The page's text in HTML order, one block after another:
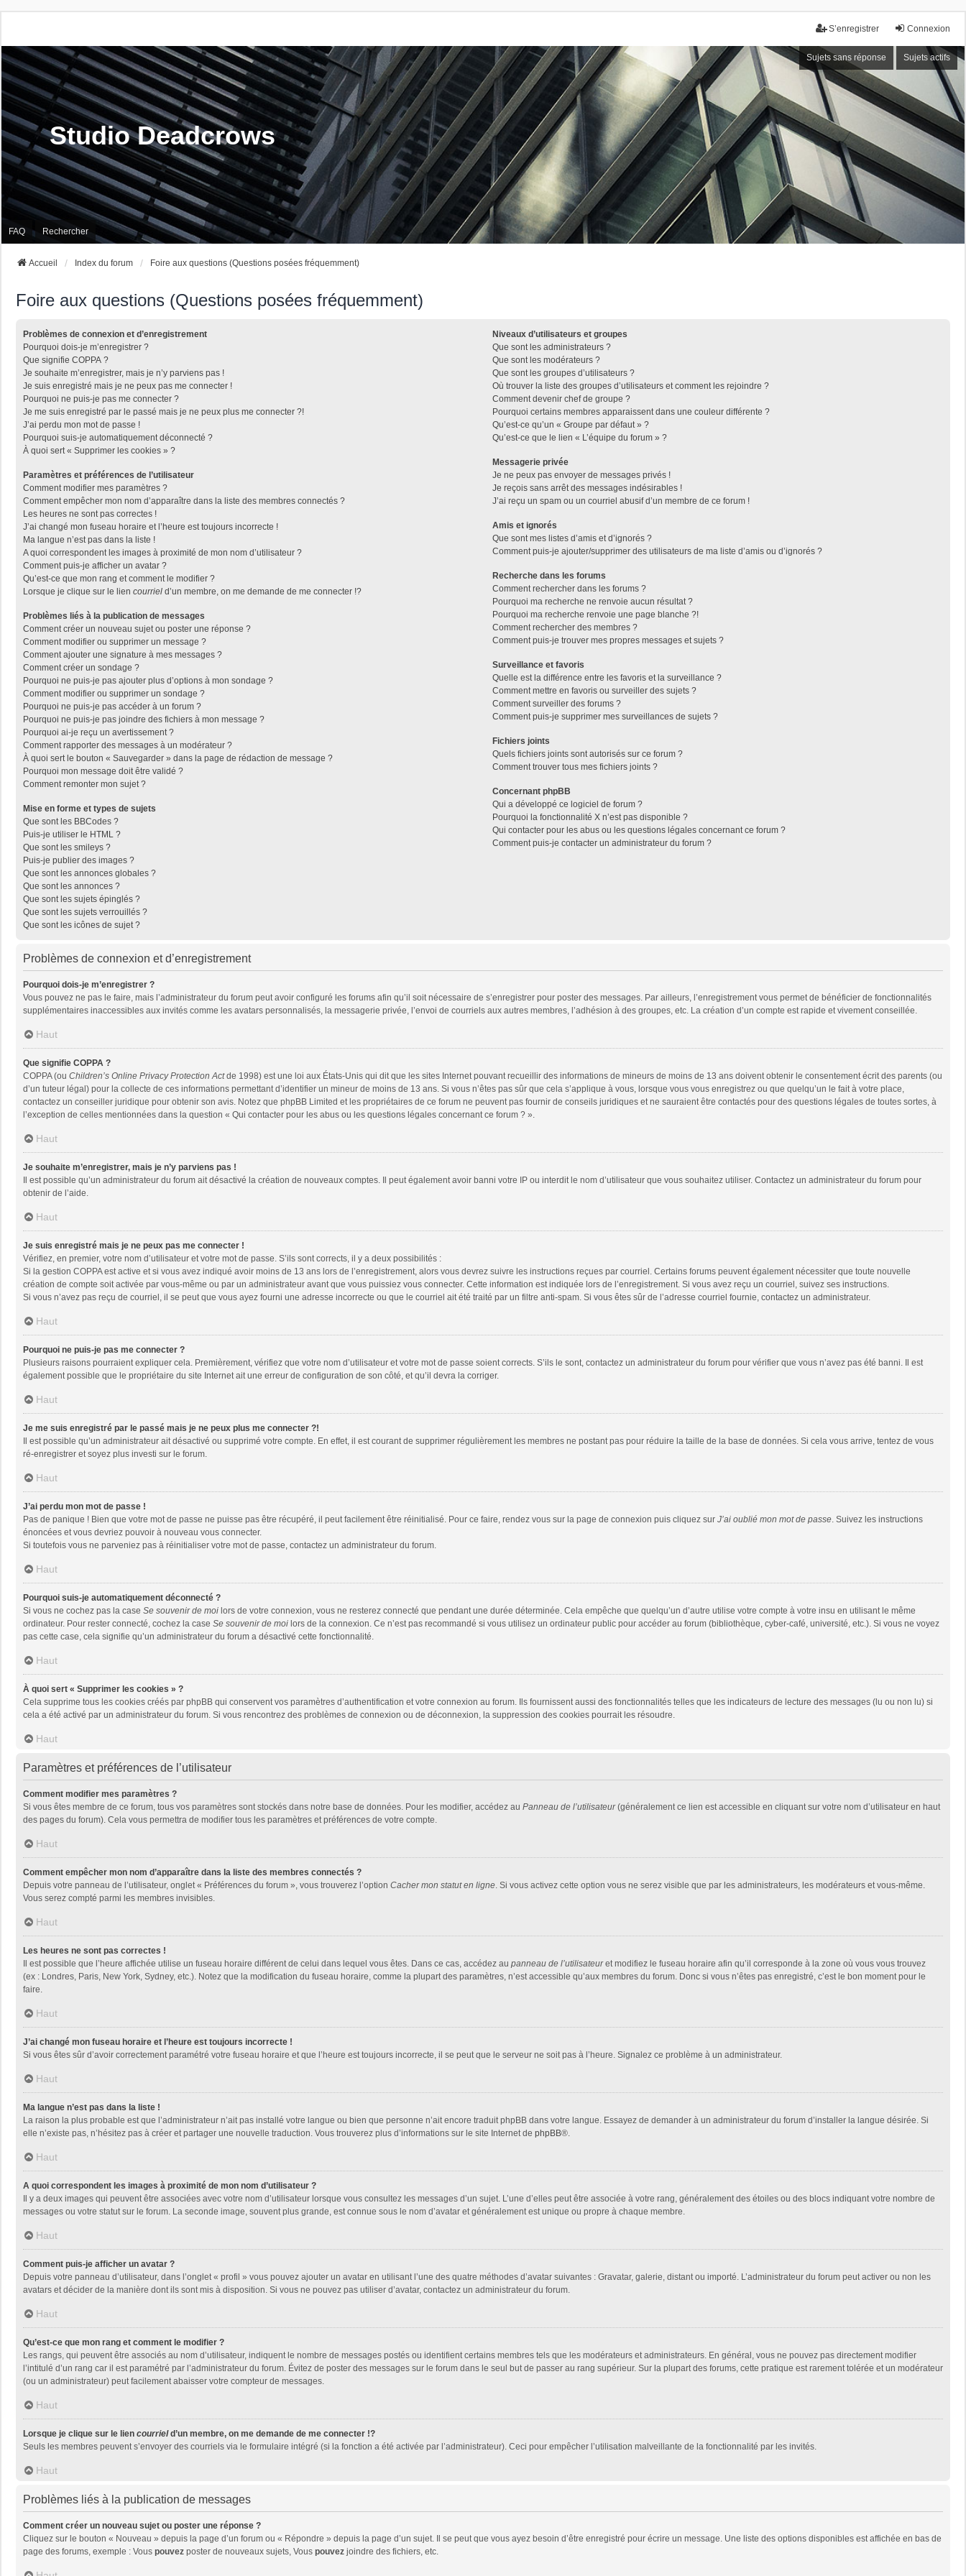
Connexion
S’enregistrer
Sujets sans réponse Sujets actifs
Studio Deadcrows
FAQ Rechercher
Accueil Index du forum Foire aux questions (Questions posées fréquemment)
Foire aux questions (Questions posées fréquemment)
Problèmes de connexion et d’enregistrement
Pourquoi dois-je m’enregistrer ?
Que signifie COPPA ?
Je souhaite m’enregistrer, mais je n’y parviens pas !
Je suis enregistré mais je ne peux pas me connecter !
Pourquoi ne puis-je pas me connecter ?
Je me suis enregistré par le passé mais je ne peux plus me connecter ?!
J’ai perdu mon mot de passe !
Pourquoi suis-je automatiquement déconnecté ?
À quoi sert « Supprimer les cookies » ?
Paramètres et préférences de l’utilisateur
Comment modifier mes paramètres ?
Comment empêcher mon nom d’apparaître dans la liste des membres connectés ?
Les heures ne sont pas correctes !
J’ai changé mon fuseau horaire et l’heure est toujours incorrecte !
Ma langue n’est pas dans la liste !
A quoi correspondent les images à proximité de mon nom d’utilisateur ?
Comment puis-je afficher un avatar ?
Qu’est-ce que mon rang et comment le modifier ?
Lorsque je clique sur le lien courriel d’un membre, on me demande de me connecter !?
Problèmes liés à la publication de messages
Comment créer un nouveau sujet ou poster une réponse ?
Comment modifier ou supprimer un message ?
Comment ajouter une signature à mes messages ?
Comment créer un sondage ?
Pourquoi ne puis-je pas ajouter plus d’options à mon sondage ?
Comment modifier ou supprimer un sondage ?
Pourquoi ne puis-je pas accéder à un forum ?
Pourquoi ne puis-je pas joindre des fichiers à mon message ?
Pourquoi ai-je reçu un avertissement ?
Comment rapporter des messages à un modérateur ?
À quoi sert le bouton « Sauvegarder » dans la page de rédaction de message ?
Pourquoi mon message doit être validé ?
Comment remonter mon sujet ?
Mise en forme et types de sujets
Que sont les BBCodes ?
Puis-je utiliser le HTML ?
Que sont les smileys ?
Puis-je publier des images ?
Que sont les annonces globales ?
Que sont les annonces ?
Que sont les sujets épinglés ?
Que sont les sujets verrouillés ?
Que sont les icônes de sujet ?
Niveaux d’utilisateurs et groupes
Que sont les administrateurs ?
Que sont les modérateurs ?
Que sont les groupes d’utilisateurs ?
Où trouver la liste des groupes d’utilisateurs et comment les rejoindre ?
Comment devenir chef de groupe ?
Pourquoi certains membres apparaissent dans une couleur différente ?
Qu’est-ce qu’un « Groupe par défaut » ?
Qu’est-ce que le lien « L’équipe du forum » ?
Messagerie privée
Je ne peux pas envoyer de messages privés !
Je reçois sans arrêt des messages indésirables !
J’ai reçu un spam ou un courriel abusif d’un membre de ce forum !
Amis et ignorés
Que sont mes listes d’amis et d’ignorés ?
Comment puis-je ajouter/supprimer des utilisateurs de ma liste d’amis ou d’ignorés ?
Recherche dans les forums
Comment rechercher dans les forums ?
Pourquoi ma recherche ne renvoie aucun résultat ?
Pourquoi ma recherche renvoie une page blanche ?!
Comment rechercher des membres ?
Comment puis-je trouver mes propres messages et sujets ?
Surveillance et favoris
Quelle est la différence entre les favoris et la surveillance ?
Comment mettre en favoris ou surveiller des sujets ?
Comment surveiller des forums ?
Comment puis-je supprimer mes surveillances de sujets ?
Fichiers joints
Quels fichiers joints sont autorisés sur ce forum ?
Comment trouver tous mes fichiers joints ?
Concernant phpBB
Qui a développé ce logiciel de forum ?
Pourquoi la fonctionnalité X n’est pas disponible ?
Qui contacter pour les abus ou les questions légales concernant ce forum ?
Comment puis-je contacter un administrateur du forum ?
Problèmes de connexion et d’enregistrement
Pourquoi dois-je m’enregistrer ?
Vous pouvez ne pas le faire, mais l’administrateur du forum peut avoir configuré les forums afin qu’il soit nécessaire de s’enregistrer pour poster des messages. Par ailleurs, l’enregistrement vous permet de bénéficier de fonctionnalités
supplémentaires inaccessibles aux invités comme les avatars personnalisés, la messagerie privée, l’envoi de courriels aux autres membres, l’adhésion à des groupes, etc. La création d’un compte est rapide et vivement conseillée.
Haut
Que signifie COPPA ?
COPPA (ou Children’s Online Privacy Protection Actde 1998) est une loi aux États-Unis qui dit que les sites Internet pouvant recueillir des informations de mineurs de moins de 13 ans doivent obtenir le consentement écrit des parents (ou
d’un tuteur légal) pour la collecte de ces informations permettant d’identifier un mineur de moins de 13 ans. Si vous n’êtes pas sûr que cela s’applique à vous, lorsque vous vous enregistrez ou que quelqu’un le fait à votre place,
contactez un conseiller juridique pour obtenir son avis. Notez que phpBB Limited et les propriétaires de ce forum ne peuvent pas fournir de conseils juridiques et ne sauraient être contactés pour des questions légales de toutes sortes, à
l’exception de celles mentionnées dans la question « Qui contacter pour les abus ou les questions légales concernant ce forum ? ».
Haut
Je souhaite m’enregistrer, mais je n’y parviens pas !
Il est possible qu’un administrateur du forum ait désactivé la création de nouveaux comptes. Il peut également avoir banni votre IP ou interdit le nom d’utilisateur que vous souhaitez utiliser. Contactez un administrateur du forum pour
obtenir de l’aide.
Haut
Je suis enregistré mais je ne peux pas me connecter !
Vérifiez, en premier, votre nom d’utilisateur et votre mot de passe. S’ils sont corrects, il y a deux possibilités :
Si la gestion COPPA est active et si vous avez indiqué avoir moins de 13 ans lors de l’enregistrement, alors vous devrez suivre les instructions reçues par courriel. Certains forums peuvent également nécessiter que toute nouvelle
création de compte soit activée par vous-même ou par un administrateur avant que vous puissiez vous connecter. Cette information est indiquée lors de l’enregistrement. Si vous avez reçu un courriel, suivez ses instructions.
Si vous n’avez pas reçu de courriel, il se peut que vous ayez fourni une adresse incorrecte ou que le courriel ait été traité par un filtre anti-spam. Si vous êtes sûr de l’adresse courriel fournie, contactez un administrateur.
Haut
Pourquoi ne puis-je pas me connecter ?
Plusieurs raisons pourraient expliquer cela. Premièrement, vérifiez que votre nom d’utilisateur et votre mot de passe soient corrects. S’ils le sont, contactez un administrateur du forum pour vérifier que vous n’avez pas été banni. Il est
également possible que le propriétaire du site Internet ait une erreur de configuration de son côté, et qu’il devra la corriger.
Haut
Je me suis enregistré par le passé mais je ne peux plus me connecter ?!
Il est possible qu’un administrateur ait désactivé ou supprimé votre compte. En effet, il est courant de supprimer régulièrement les membres ne postant pas pour réduire la taille de la base de données. Si cela vous arrive, tentez de vous
ré-enregistrer et soyez plus investi sur le forum.
Haut
J’ai perdu mon mot de passe !
Pas de panique ! Bien que votre mot de passe ne puisse pas être récupéré, il peut facilement être réinitialisé. Pour ce faire, rendez vous sur la page de connexion puis cliquez sur J’ai oublié mon mot de passe. Suivez les instructions
énoncées et vous devriez pouvoir à nouveau vous connecter.
Si toutefois vous ne parveniez pas à réinitialiser votre mot de passe, contactez un administrateur du forum.
Haut
Pourquoi suis-je automatiquement déconnecté ?
Si vous ne cochez pas la case Se souvenir de moi lors de votre connexion, vous ne resterez connecté que pendant une durée déterminée. Cela empêche que quelqu’un d’autre utilise votre compte à votre insu en utilisant le même
ordinateur. Pour rester connecté, cochez la case Se souvenir de moi lors de la connexion. Ce n’est pas recommandé si vous utilisez un ordinateur public pour accéder au forum (bibliothèque, cyber-café, université, etc.). Si vous ne voyez
pas cette case, cela signifie qu’un administrateur du forum a désactivé cette fonctionnalité.
Haut
À quoi sert « Supprimer les cookies » ?
Cela supprime tous les cookies créés par phpBB qui conservent vos paramètres d’authentification et votre connexion au forum. Ils fournissent aussi des fonctionnalités telles que les indicateurs de lecture des messages (lu ou non lu) si
cela a été activé par un administrateur du forum. Si vous rencontrez des problèmes de connexion ou de déconnexion, la suppression des cookies pourrait les résoudre.
Haut
Paramètres et préférences de l’utilisateur
Comment modifier mes paramètres ?
Si vous êtes membre de ce forum, tous vos paramètres sont stockés dans notre base de données. Pour les modifier, accédez au Panneau de l’utilisateur(généralement ce lien est accessible en cliquant sur votre nom d’utilisateur en haut
des pages du forum). Cela vous permettra de modifier tous les paramètres et préférences de votre compte.
Haut
Comment empêcher mon nom d’apparaître dans la liste des membres connectés ?
Depuis votre panneau de l’utilisateur, onglet « Préférences du forum », vous trouverez l’option Cacher mon statut en ligne. Si vous activez cette option vous ne serez visible que par les administrateurs, les modérateurs et vous-même.
Vous serez compté parmi les membres invisibles.
Haut
Les heures ne sont pas correctes !
Il est possible que l’heure affichée utilise un fuseau horaire différent de celui dans lequel vous êtes. Dans ce cas, accédez au panneau de l’utilisateuret modifiez le fuseau horaire afin qu’il corresponde à la zone où vous vous trouvez
(ex : Londres, Paris, New York, Sydney, etc.). Notez que la modification du fuseau horaire, comme la plupart des paramètres, n’est accessible qu’aux membres du forum. Donc si vous n’êtes pas enregistré, c’est le bon moment pour le
faire.
Haut
J’ai changé mon fuseau horaire et l’heure est toujours incorrecte !
Si vous êtes sûr d’avoir correctement paramétré votre fuseau horaire et que l’heure est toujours incorrecte, il se peut que le serveur ne soit pas à l’heure. Signalez ce problème à un administrateur.
Haut
Ma langue n’est pas dans la liste !
La raison la plus probable est que l’administrateur n’ait pas installé votre langue ou bien que personne n’ait encore traduit phpBB dans votre langue. Essayez de demander à un administrateur du forum d’installer la langue désirée. Si
elle n’existe pas, n’hésitez pas à créer et partager une nouvelle traduction. Vous trouverez plus d’informations sur le site Internet de phpBB®.
Haut
A quoi correspondent les images à proximité de mon nom d’utilisateur ?
Il y a deux images qui peuvent être associées avec votre nom d’utilisateur lorsque vous consultez les messages d’un sujet. L’une d’elles peut être associée à votre rang, généralement des étoiles ou des blocs indiquant votre nombre de
messages ou votre statut sur le forum. La seconde image, souvent plus grande, est connue sous le nom d’avatar et généralement est unique ou propre à chaque membre.
Haut
Comment puis-je afficher un avatar ?
Depuis votre panneau d’utilisateur, dans l’onglet « profil » vous pouvez ajouter un avatar en utilisant l’une des quatre méthodes d’avatar suivantes : Gravatar, galerie, distant ou importé. L’administrateur du forum peut activer ou non les
avatars et décider de la manière dont ils sont mis à disposition. Si vous ne pouvez pas utiliser d’avatar, contactez un administrateur du forum.
Haut
Qu’est-ce que mon rang et comment le modifier ?
Les rangs, qui peuvent être associés au nom d’utilisateur, indiquent le nombre de messages postés ou identifient certains membres tels que les modérateurs et administrateurs. En général, vous ne pouvez pas directement modifier
l’intitulé d’un rang car il est paramétré par l’administrateur du forum. Évitez de poster des messages sur le forum dans le seul but de passer au rang supérieur. Sur la plupart des forums, cette pratique est rarement tolérée et un modérateur
(ou un administrateur) peut facilement abaisser votre compteur de messages.
Haut
Lorsque je clique sur le lien courrield’un membre, on me demande de me connecter !?
Seuls les membres peuvent s’envoyer des courriels via le formulaire intégré (si la fonction a été activée par l’administrateur). Ceci pour empêcher l’utilisation malveillante de la fonctionnalité par les invités.
Haut
Problèmes liés à la publication de messages
Comment créer un nouveau sujet ou poster une réponse ?
Cliquez sur le bouton « Nouveau » depuis la page d’un forum ou « Répondre » depuis la page d’un sujet. Il se peut que vous ayez besoin d’être enregistré pour écrire un message. Une liste des options disponibles est affichée en bas de
page des forums, exemple : Vous pouvez poster de nouveaux sujets, Vous pouvez joindre des fichiers, etc.